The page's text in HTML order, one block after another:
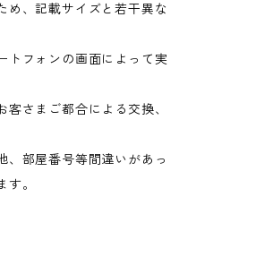
め、記載サイズと若干異な
トフォンの画面によって実
さまご都合による交換、
、部屋番号等間違いがあっ
。